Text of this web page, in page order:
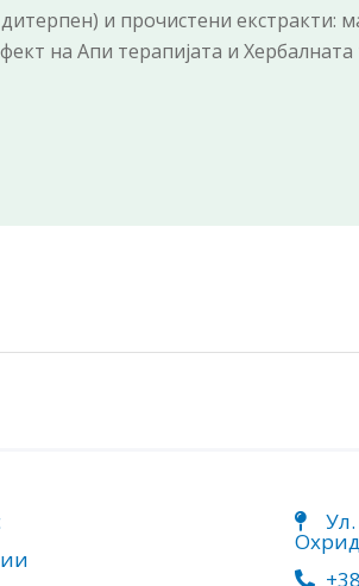
и прочистени екстракти:
на Апи терапијата и Хербалната